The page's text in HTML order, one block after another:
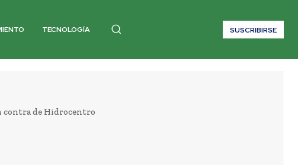
TECNOLOGÍA SUSCRIBIRSE
contra de Hidrocentro